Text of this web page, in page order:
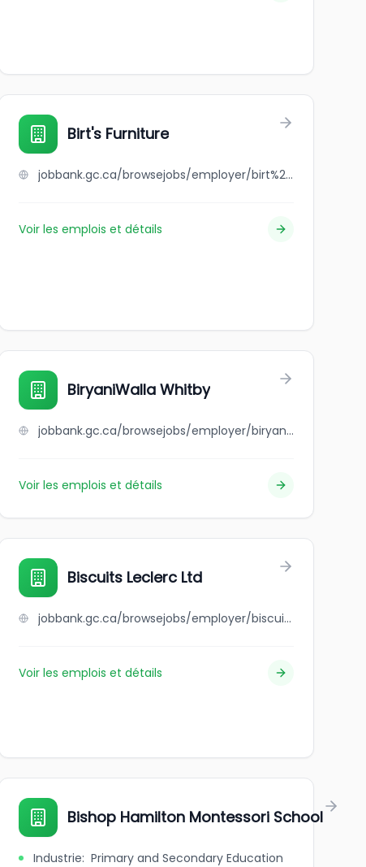
Birt's Furniture
jobbank.gc.ca/browsejobs/employer/birt%27s+furniture/ca
Voir les emplois et détails
BiryaniWalla Whitby
jobbank.gc.ca/browsejobs/employer/biryaniwalla+whitby/ca
Voir les emplois et détails
Biscuits Leclerc Ltd
jobbank.gc.ca/browsejobs/employer/biscuits+leclerc+ltd/ca
Voir les emplois et détails
Bishop Hamilton Montessori School
Industrie: Primary and Secondary Education